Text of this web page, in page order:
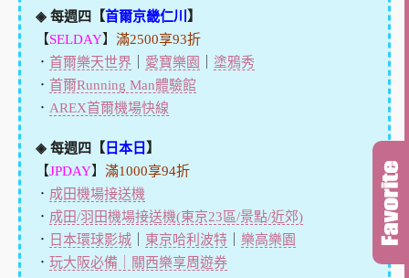
◈ 每週四【首爾京畿仁川 】
【SELDAY】 滿2500享93折
． 首爾樂天世界 愛寶樂園
塗鴉秀
． 首爾Running Man體驗館
． AREX首爾機場快線
◈ 每週四【 日本日 】
【JPDAY】 滿1000享94折
． 成田機場接送機
． 成田/羽田機場接送機(東京23區/景點/近郊)
． 日本環球影城｜ 東京哈利波特｜ 樂高樂園
． 玩大阪必備｜關西樂享周遊券